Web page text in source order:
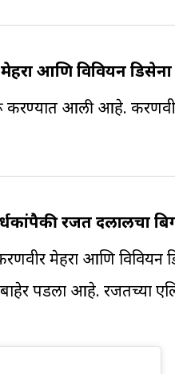
आणि विवियन डिसेना
करण्यात आली आहे.
रजत दलालचा
मेहरा आणि विवियन
पडला आहे. रजतच्या